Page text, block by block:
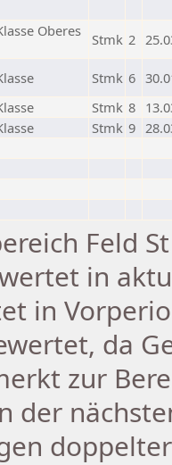
Oberes
Stmk 2
Stmk 6
Stmk 8
Stmk 9
Feld
in
in
da
zur
der